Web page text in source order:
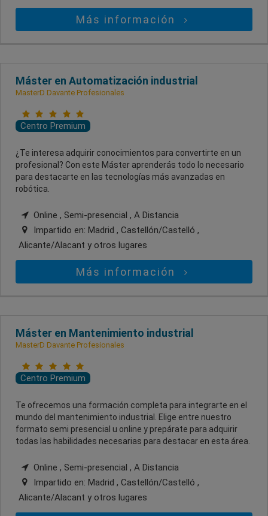
Más información
Máster en Automatización industrial
MasterD Davante Profesionales
Centro Premium
¿Te interesa adquirir conocimientos para convertirte en un
profesional? Con este Máster aprenderás todo lo necesario
para destacarte en las tecnologías más avanzadas en
robótica.
Online , Semi-presencial , A Distancia
Impartido en: Madrid , Castellón/Castelló ,
Alicante/Alacant y otros lugares
Más información
Máster en Mantenimiento industrial
MasterD Davante Profesionales
Centro Premium
Te ofrecemos una formación completa para integrarte en el
mundo del mantenimiento industrial. Elige entre nuestro
formato semi presencial u online y prepárate para adquirir
todas las habilidades necesarias para destacar en esta área.
Online , Semi-presencial , A Distancia
Impartido en: Madrid , Castellón/Castelló ,
Alicante/Alacant y otros lugares